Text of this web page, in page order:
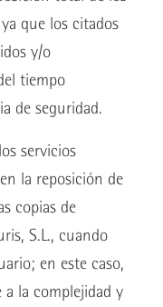
que los citados
y/o
tiempo
de seguridad.
servicios
la reposición de
copias de
S.L., cuando
en este caso,
la complejidad y